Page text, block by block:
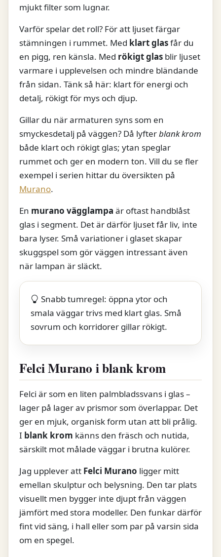
mjukt filter som lugnar.
Varför spelar det roll? För att ljuset färgar
stämningen i rummet. Med klart glasfår du
en pigg, ren känsla. Med rökigt glas blir ljuset
varmare i upplevelsen och mindre bländande
från sidan. Tänk så här: klart för energi och
detalj, rökigt för mys och djup.
Gillar du när armaturen syns som en
smyckesdetalj på väggen? Då lyfterblank krom
både klart och rökigt glas; ytan speglar
rummet och ger en modern ton. Vill du se fler
exempel i serien hittar du översikten på
Murano.
En murano vägglampa är oftast handblåst
glas i segment. Det är därför ljuset får liv, inte
bara lyser. Små variationer i glaset skapar
skuggspel som gör väggen intressant även
när lampan är släckt.
Snabb tumregel: öppna ytor och
smala väggar trivs med klart glas. Små
sovrum och korridorer gillar rökigt.
Felci Murano i blank krom
Felci är som en liten palmbladssvans i glas –
lager på lager av prismor som överlappar. Det
ger en mjuk, organisk form utan att bli prålig.
I blank krom känns den fräsch och nutida,
särskilt mot målade väggar i brutna kulörer.
Jag upplever att Felci Murano ligger mitt
emellan skulptur och belysning. Den tar plats
visuellt men bygger inte djupt från väggen
jämfört med stora modeller. Den funkar därför
fint vid säng, i hall eller som par på varsin sida
om en spegel.